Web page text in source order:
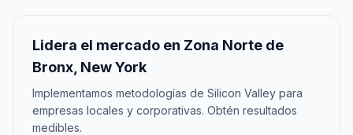
Lidera el mercado en Zona Norte de
Bronx, New York
Implementamos metodologías de Silicon Valley para
empresas locales y corporativas. Obtén resultados
medibles.